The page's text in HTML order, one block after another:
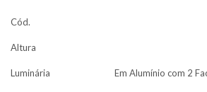
Cód.
Altura
Luminária Em Alumínio com 2